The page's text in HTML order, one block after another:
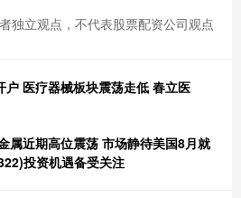
独立观点，不代表股票配资公司观点
户 医疗器械板块震荡走低 春立医
属近期高位震荡 市场静待美国8月就
投资机遇备受关注